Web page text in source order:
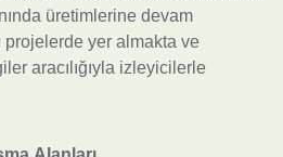
üretimlerine devam
projelerde yer almakta ve
aracılığıyla izleyicilerle